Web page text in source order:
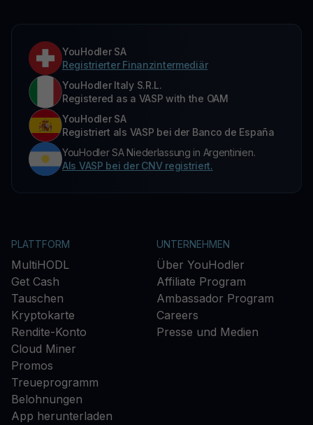
YouHodler SA
Registrierter Finanzintermediär
YouHodler Italy S.R.L.
Registered as a VASP with the OAM
YouHodler SA
Registriert als VASP bei der Banco de España
YouHodler SA Niederlassung in Argentinien.
Als VASP bei der CNV registriert.
PLATTFORM
MultiHODL
Get Cash
Tauschen
Kryptokarte
Rendite-Konto
Cloud Miner
Promos
Treueprogramm
Belohnungen
App herunterladen
UNTERNEHMEN
Über YouHodler
Affiliate Program
Ambassador Program
Careers
Presse und Medien